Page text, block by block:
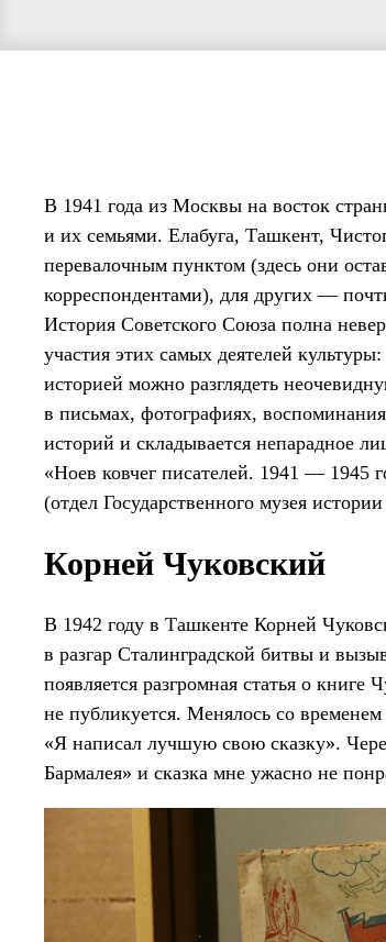
В 1941 года из Москвы на восток
и их семьями. Елабуга, Ташкент,
перевалочным пунктом (здесь они
корреспондентами), для других —
История Советского Союза полна
участия этих самых деятелей
историей можно разглядеть
в письмах, фотографиях,
историй и складывается непарадное
«Ноев ковчег писателей. 1941 — 1945
(отдел Государственного музея
Корней Чуковский
В 1942 году в Ташкенте Корней
в разгар Сталинградской битвы и
появляется разгромная статья о книге
не публикуется. Менялось со
«Я написал лучшую свою сказку».
Бармалея» и сказка мне ужасно не